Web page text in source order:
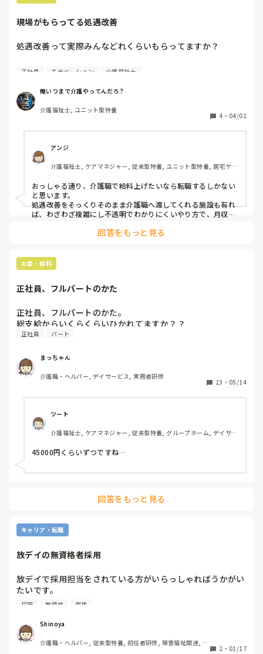
現場がもらってる処遇改善
処遇改善って実際みんなどれくらいもらってますか？
これ、施設によってかなり差があります。
先日短大同期の飲み会の際に、処遇改善の話になりました。
Aさん「うちは処遇改善がない」
Cさん「うちは10000円くらい」
などなどでした。
そして、みなさん同期なので介護福祉士所持で15年目です。
俺は1年くらいニートやってたし、転職勢なので14年目。
俺がいる施設の処遇改善がいっちゃん高かったぜ(´･ω･｀)
「うちからじゃ遠くて行けねぇ」と嘆いておりました。
同じ施設に何年もいるのもいいけど、転職した方が給料上が
ることもありますね。
かで事務長が「うちの施設は処遇改善ないから」とおっしゃ
ほんとになかったのか？上が猫ババしてたんじゃないか？と
いう憶測が飛び交ってました( ´-ω-)
正社員 モチベーション 介護福祉士
俺いつまで介護やってんだろ？
介護福祉士, ユニット型特養
4 ・ 04/02
アンジ
介護福祉士, ケアマネジャー, 従来型特養, ユニット型特養, 居宅ケア
おっしゃる通り、介護職で給料上げたいなら転職するしかない
と思います。
処遇改善をそっくりそのまま介護職へ渡してくれる施設も有れ
ば、わざわざ複雑にし不透明でわかりにくいやり方で、月収が
どちらで働くかは自分次第です。
回答をもっと見る
お金・給料
正社員、フルパートのかた
正社員、フルパートのかた。
総支給からいくらくらいひかれてますか？？
正社員 パート
まっちゃん
介護職・ヘルパー, デイサービス, 実務者研修
23 ・ 05/14
ツート
介護福祉士, ケアマネジャー, 従来型特養, グループホーム, デイサー
45000円くらいずつですね…
回答をもっと見る
キャリア・転職
放デイの無資格者採用
放デイで採用担当をされている方がいらっしゃればうかがい
たいです。
無資格で車の運転不可、放デイ経験1年程度の人間が正社員
すか？
面接時のやる気や人柄次第、保育士等の資格取得に向け勉強
中の人間なら将来性を考えて採用するかも等、率直な考えを
採用 無資格 面接
Shinoya
介護職・ヘルパー, 従来型特養, 初任者研修, 障害福祉関連, 障
2 ・ 01/17